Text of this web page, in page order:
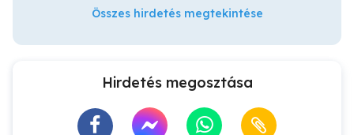
Összes hirdetés megtekintése
Hirdetés megosztása